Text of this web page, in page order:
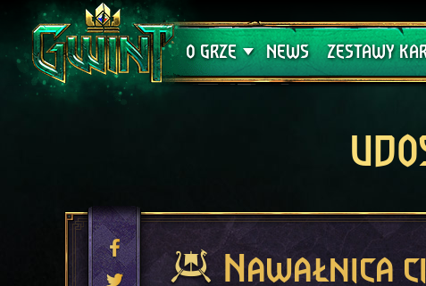
O GRZE
Wsparcie techniczne
NEWS ZESTAWY
Krwawa
Nawałnica